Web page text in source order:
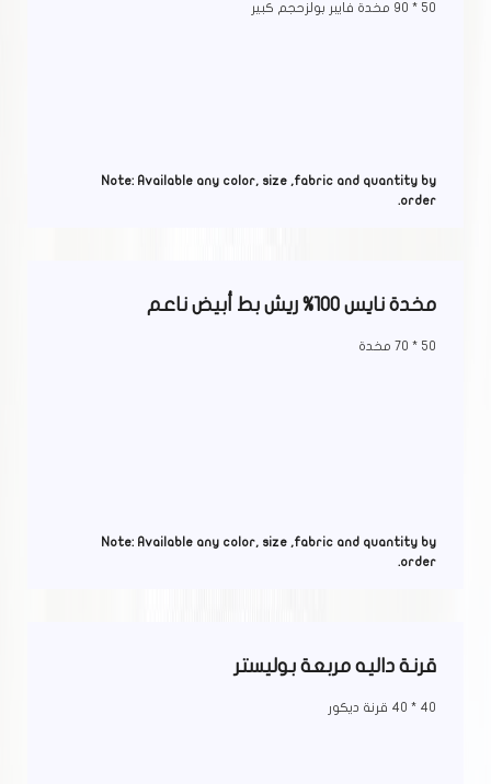
50 * 90 مخدة فايبر بولزحجم كبير
Note: Available any color, size ,fabric and quantity by
order.
مخدة نايس 100% ريش بط أبيض ناعم
50 * 70 مخدة
Note: Available any color, size ,fabric and quantity by
order.
قرنة داليه مربعة بوليستر
40 * 40 قرنة ديكور